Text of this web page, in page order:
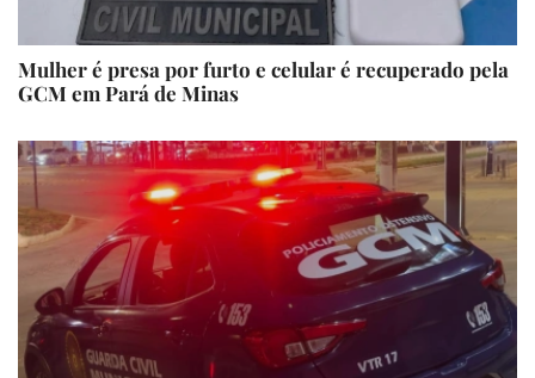
Mulher é presa por furto e celular é recuperado pela
GCM em Pará de Minas